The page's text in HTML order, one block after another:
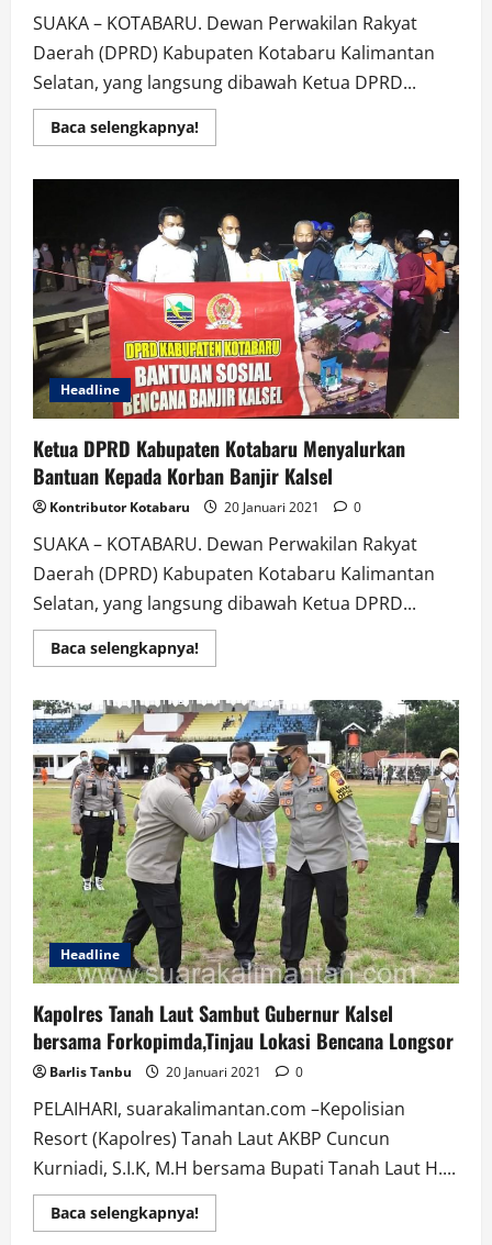
SUAKA – KOTABARU. Dewan Perwakilan Rakyat
Daerah (DPRD) Kabupaten Kotabaru Kalimantan
Selatan, yang langsung dibawah Ketua DPRD...
Baca selengkapnya!Read
more
Kotabaru
Menyalurkan
Bantuan
Kepada
Korban
Banjir
Kalsel
Headline
Ketua DPRD Kabupaten Kotabaru Menyalurkan
Bantuan Kepada Korban Banjir Kalsel
Kontributor Kotabaru 20 Januari 2021 0
SUAKA – KOTABARU. Dewan Perwakilan Rakyat
Daerah (DPRD) Kabupaten Kotabaru Kalimantan
Selatan, yang langsung dibawah Ketua DPRD...
Baca selengkapnya!Read
more
DPRD
Kabupaten
Kotabaru
Menyalurkan
Bantuan
Kepada
Korban
Banjir
Kalsel
Headline
Kapolres Tanah Laut Sambut Gubernur Kalsel
bersama Forkopimda,Tinjau Lokasi Bencana Longsor
Barlis Tanbu 20 Januari 2021 0
PELAIHARI, suarakalimantan.com –Kepolisian
Resort (Kapolres) Tanah Laut AKBP Cuncun
Kurniadi, S.I.K, M.H bersama Bupati Tanah Laut H....
Baca selengkapnya!Read
more